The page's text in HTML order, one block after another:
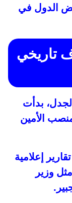
الدول في
تاريخي
بدأت
الأمين
إعلامية
وزير